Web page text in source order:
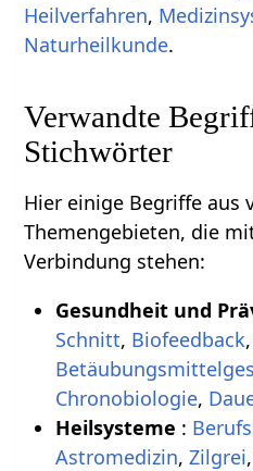
Heilverfahren,
Naturheilkunde.
Verwandte
Stichwörter
Hier einige Begriffe aus
Themengebieten, die
Verbindung stehen:
Gesundheit und
Schnitt, Biofeedback,
Chronobiologie,
Heilsysteme :
Astromedizin, Zilgrei,